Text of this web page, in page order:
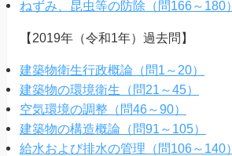
ねずみ、昆虫等の防除（問166～180）
【2019年（令和1年）過去問】
建築物衛生行政概論（問1～20）
建築物の環境衛生（問21～45）
空気環境の調整（問46～90）
建築物の構造概論（問91～105）
給水および排水の管理（問106～140）